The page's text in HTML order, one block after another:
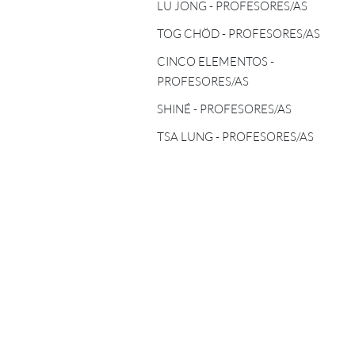
CINCO ELEMENTOS -
PROFESORES/AS
SHINÉ - PROFESORES/AS
LU JONG - PROFESORES/AS
TOG CHÖD - PROFESORES/AS
CINCO ELEMENTOS -
PROFESORES/AS
SHINÉ - PROFESORES/AS
TSA LUNG - PROFESORES/AS